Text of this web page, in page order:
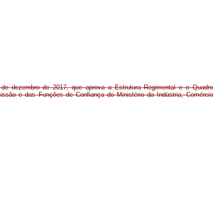
dezembro de 2017, que aprova a Estrutura Regimental e o Quadro
e das Funções de Confiança do Ministério da Indústria, Comércio